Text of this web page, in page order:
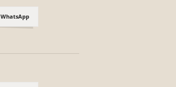
WhatsApp